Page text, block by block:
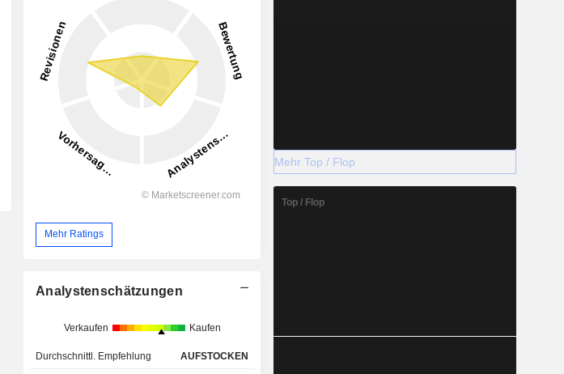
Mehr Ratings
Analystenschätzungen
Verkaufen Kaufen
Durchschnittl. Empfehlung AUFSTOCKEN
Mehr Top / Flop
Top / Flop